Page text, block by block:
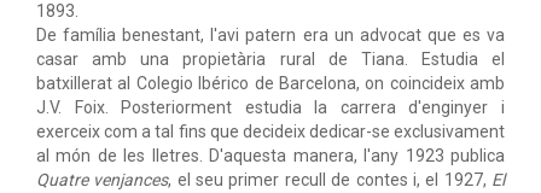
1893.
De família benestant, l'avi patern era un advocat que es va
casar amb una propietària rural de Tiana. Estudia el
batxillerat al Colegio Ibérico de Barcelona, on coincideix amb
J.V. Foix. Posteriorment estudia la carrera d'enginyer i
exerceix com a tal fins que decideix dedicar-se exclusivament
al món de les lletres. D'aquesta manera, l'any 1923 publica
Quatre venjances, el seu primer recull de contes i, el 1927, El